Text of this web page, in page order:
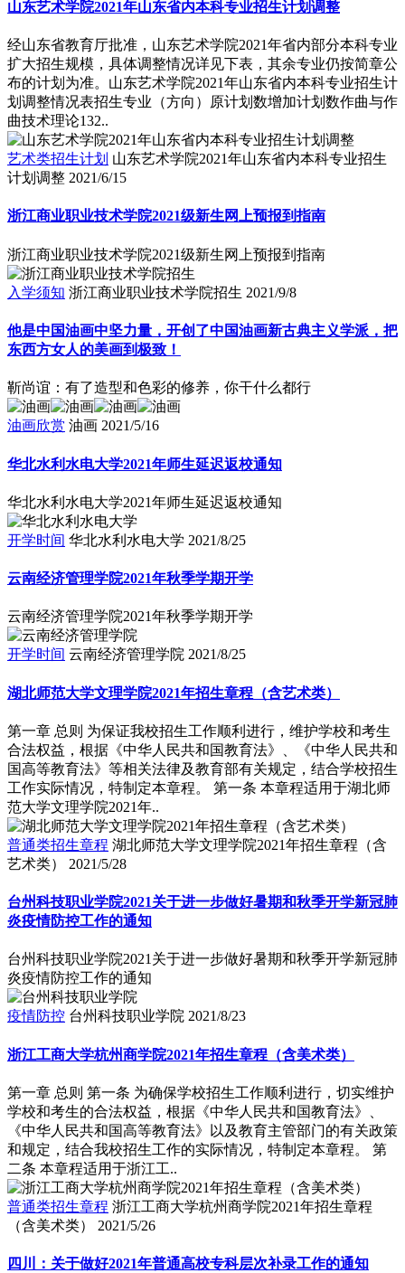
山东艺术学院2021年山东省内本科专业招生计划调整
经山东省教育厅批准，山东艺术学院2021年省内部分本科专业
扩大招生规模，具体调整情况详见下表，其余专业仍按简章公
布的计划为准。山东艺术学院2021年山东省内本科专业招生计
划调整情况表招生专业（方向）原计划数增加计划数作曲与作
曲技术理论132..
艺术类招生计划 山东艺术学院2021年山东省内本科专业招生
计划调整 2021/6/15
浙江商业职业技术学院2021级新生网上预报到指南
浙江商业职业技术学院2021级新生网上预报到指南
入学须知 浙江商业职业技术学院招生 2021/9/8
他是中国油画中坚力量，开创了中国油画新古典主义学派，把
东西方女人的美画到极致！
靳尚谊：有了造型和色彩的修养，你干什么都行
油画欣赏 油画 2021/5/16
华北水利水电大学2021年师生延迟返校通知
华北水利水电大学2021年师生延迟返校通知
开学时间 华北水利水电大学 2021/8/25
云南经济管理学院2021年秋季学期开学
云南经济管理学院2021年秋季学期开学
开学时间 云南经济管理学院 2021/8/25
湖北师范大学文理学院2021年招生章程（含艺术类）
第一章 总则 为保证我校招生工作顺利进行，维护学校和考生
合法权益，根据《中华人民共和国教育法》、《中华人民共和
国高等教育法》等相关法律及教育部有关规定，结合学校招生
工作实际情况，特制定本章程。 第一条 本章程适用于湖北师
范大学文理学院2021年..
普通类招生章程 湖北师范大学文理学院2021年招生章程（含
艺术类）
2021/5/28
台州科技职业学院2021关于进一步做好暑期和秋季开学新冠肺
炎疫情防控工作的通知
台州科技职业学院2021关于进一步做好暑期和秋季开学新冠肺
炎疫情防控工作的通知
疫情防控 台州科技职业学院 2021/8/23
浙江工商大学杭州商学院2021年招生章程（含美术类）
第一章 总则 第一条 为确保学校招生工作顺利进行，切实维护
学校和考生的合法权益，根据《中华人民共和国教育法》、
《中华人民共和国高等教育法》以及教育主管部门的有关政策
和规定，结合我校招生工作的实际情况，特制定本章程。 第
二条 本章程适用于浙江工..
普通类招生章程 浙江工商大学杭州商学院2021年招生章程
（含美术类）
2021/5/26
四川：关于做好2021年普通高校专科层次补录工作的通知